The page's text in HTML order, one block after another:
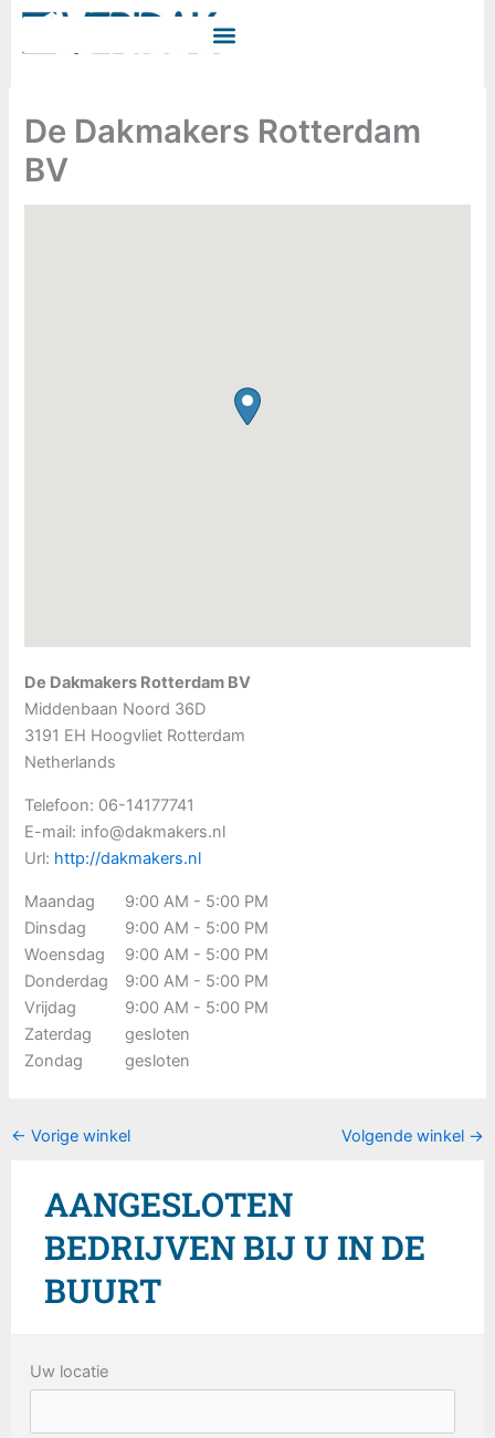
De Dakmakers Rotterdam
BV
De Dakmakers Rotterdam BV
Middenbaan Noord 36D
3191 EH Hoogvliet Rotterdam
Netherlands
Telefoon: 06-14177741
E-mail: info@dakmakers.nl
Url: http://dakmakers.nl
Maandag
9:00 AM - 5:00 PM
Dinsdag
9:00 AM - 5:00 PM
Woensdag
9:00 AM - 5:00 PM
Donderdag
9:00 AM - 5:00 PM
Vrijdag
9:00 AM - 5:00 PM
Zaterdag
gesloten
Zondag
gesloten
← Vorige winkel Volgende winkel →
AANGESLOTEN
BEDRIJVEN BIJ U IN DE
BUURT
Uw locatie